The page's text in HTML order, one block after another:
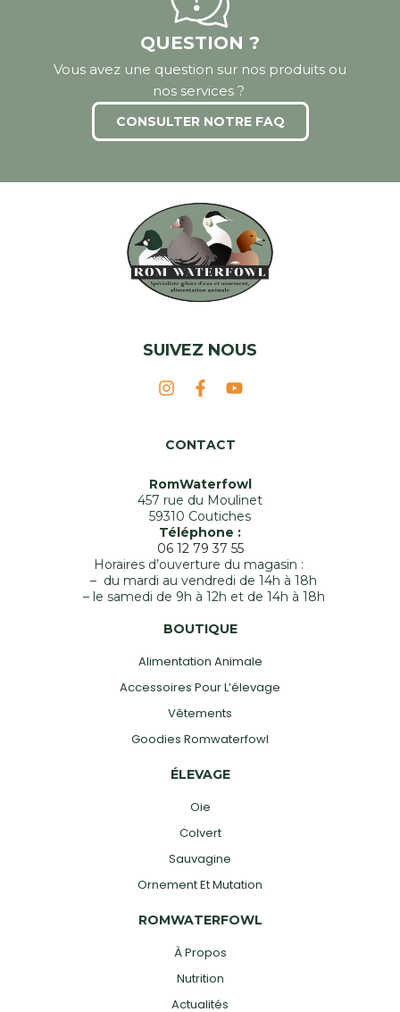
QUESTION ?
Vous avez une question sur nos produits ou
nos services ?
CONSULTER NOTRE FAQ
SUIVEZ NOUS
CONTACT
RomWaterfowl
457 rue du Moulinet
59310 Coutiches
Téléphone :
06 12 79 37 55
Horaires d’ouverture du magasin :
– du mardi au vendredi de 14h à 18h
– le samedi de 9h à 12h et de 14h à 18h
BOUTIQUE
Alimentation Animale
Accessoires Pour L’élevage
Vêtements
Goodies Romwaterfowl
ÉLEVAGE
Oie
Colvert
Sauvagine
Ornement Et Mutation
ROMWATERFOWL
À Propos
Nutrition
Actualités